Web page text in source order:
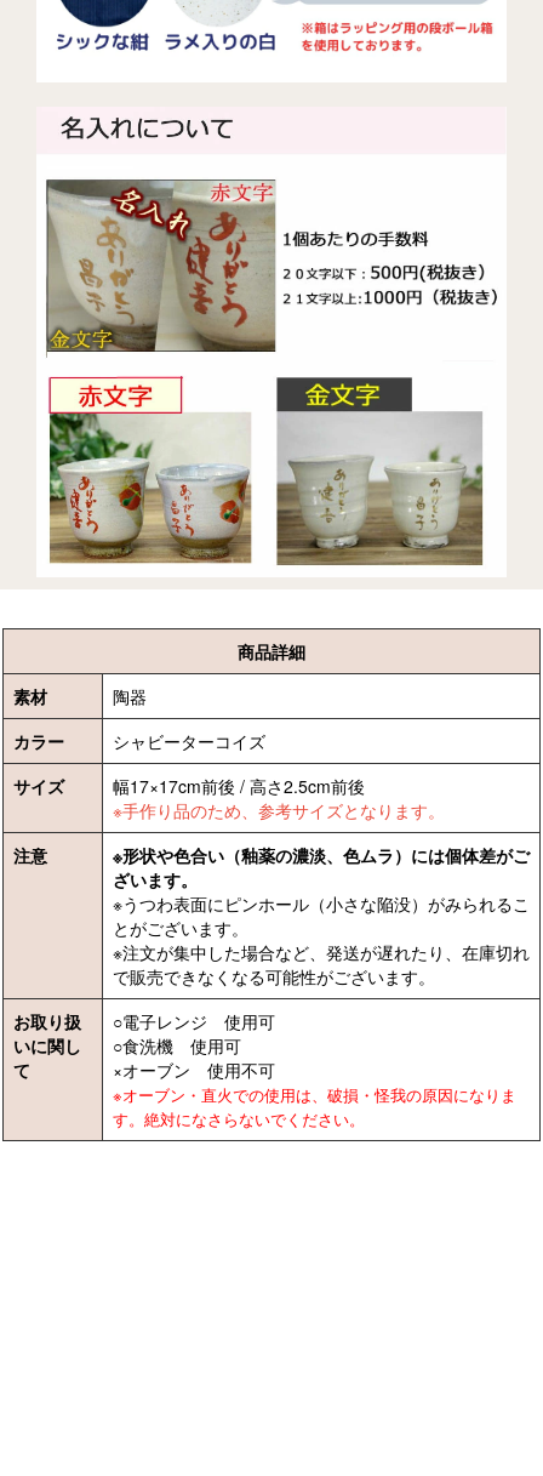
商品詳細
素材
陶器
カラー
シャビーターコイズ
サイズ
幅17×17cm前後 / 高さ2.5cm前後
※手作り品のため、参考サイズとなります。
注意
※形状や色合い（釉薬の濃淡、色ムラ）には個体差がご
ざいます。
※うつわ表面にピンホール（小さな陥没）がみられるこ
とがございます。
※注文が集中した場合など、発送が遅れたり、在庫切れ
で販売できなくなる可能性がございます。
お取り扱
いに関し
て
○電子レンジ 使用可
○食洗機 使用可
×オーブン 使用不可
※オーブン・直火での使用は、破損・怪我の原因になりま
す。絶対になさらないでください。